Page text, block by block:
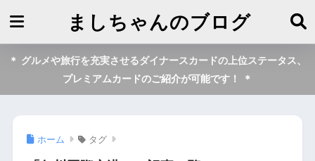
ましちゃんのブログ
＊ グルメや旅行を充実させるダイナースカードの上位ステータス、
プレミアムカードのご紹介が可能です！ ＊
ホーム タグ